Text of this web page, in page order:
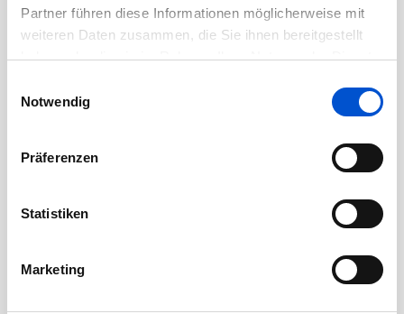
Partner führen diese Informationen möglicherweise mit
weiteren Daten zusammen, die Sie ihnen bereitgestellt
haben oder die sie im Rahmen Ihrer Nutzung der Dienste
Notwendig
Präferenzen
Statistiken
Marketing
März 2021
Dezember 2020
Oktober 2020
August 2020
Juni 2020